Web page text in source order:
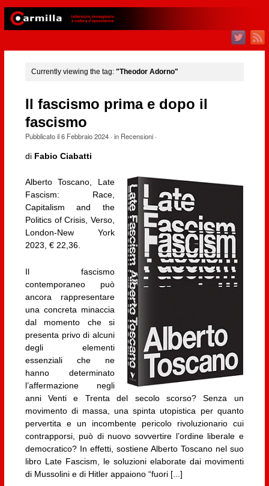
Currently viewing the tag: "Theodor Adorno"
Il fascismo prima e dopo il
fascismo
Pubblicato il6 Febbraio 2024· in Recensioni·
di Fabio Ciabatti
Alberto Toscano, Late
Fascism: Race,
Capitalism and the
Politics of Crisis, Verso,
London-New York
2023, € 22,36.
Il fascismo
contemporaneo può
ancora rappresentare
una concreta minaccia
dal momento che si
presenta privo di alcuni
degli elementi
essenziali che ne
hanno determinato
l’affermazione negli
anni Venti e Trenta del secolo scorso? Senza un
movimento di massa, una spinta utopistica per quanto
pervertita e un incombente pericolo rivoluzionario cui
contrapporsi, può di nuovo sovvertire l’ordine liberale e
democratico? In effetti, sostiene Alberto Toscano nel suo
libro Late Fascism, le soluzioni elaborate dai movimenti
di Mussolini e di Hitler appaiono “fuori [...]